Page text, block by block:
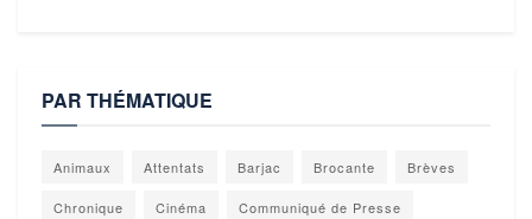
PAR THÉMATIQUE
Animaux Attentats Barjac Brocante Brèves
Chronique Cinéma Communiqué de Presse